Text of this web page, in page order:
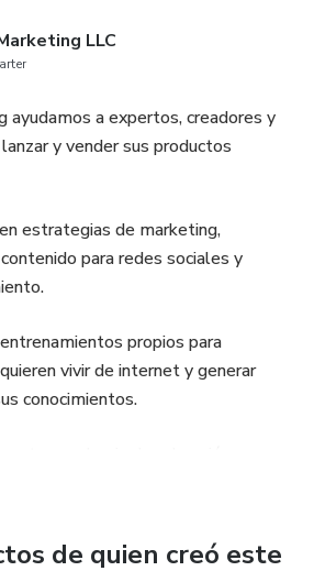
LLC
ayudamos a expertos, creadores y
y vender sus productos
estrategias de marketing,
para redes sociales y
propios para
vivir de internet y generar
conocimientos.
las personas podran aprender
de quien creó este